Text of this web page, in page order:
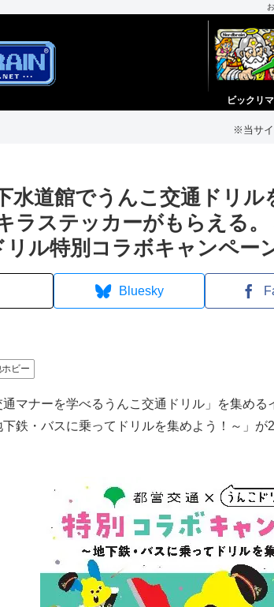
ビックリ
※当サイ
水道館でうんこ交通ドリ
ラステッカーがもらえる
ル特別コラボキャンペーン
Bluesky
ビー
通マナーを学べるうんこ交通ドリル」を集め
鉄・バスに乗ってドリルを集めよう！～」